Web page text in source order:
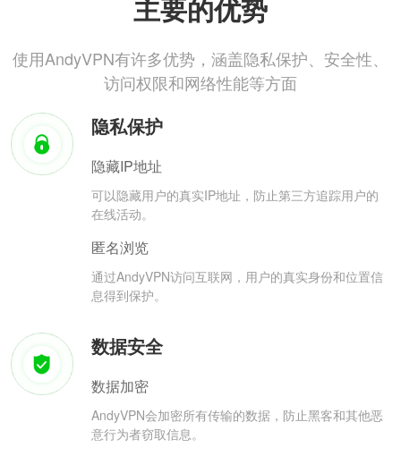
主要的优势
使用AndyVPN有许多优势，涵盖隐私保护、安全性、
访问权限和网络性能等方面
隐私保护
隐藏IP地址
可以隐藏用户的真实IP地址，防止第三方追踪用户的
在线活动。
匿名浏览
通过AndyVPN访问互联网，用户的真实身份和位置信
息得到保护。
数据安全
数据加密
AndyVPN会加密所有传输的数据，防止黑客和其他恶
意行为者窃取信息。